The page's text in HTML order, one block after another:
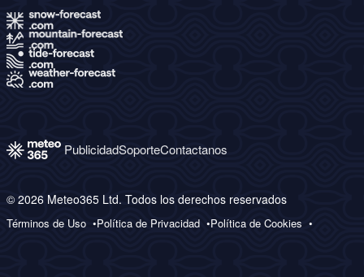
PublicidadSoporteContactanos
© 2026 Meteo365 Ltd. Todos los derechos reservados
Términos de Uso Política de Privacidad Política de Cookies